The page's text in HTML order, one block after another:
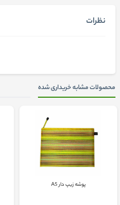
نظرات
محصولات مشابه خریداری شده
پوشه زیپ دار A5